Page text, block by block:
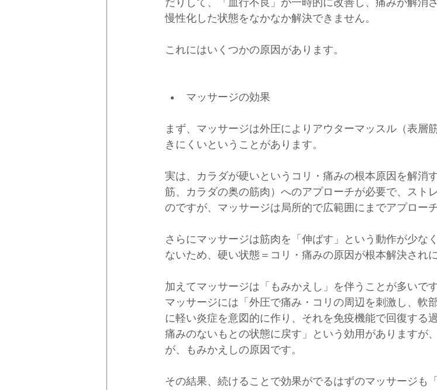
慢性化した状態をなかなか解決できません。
これにはいくつかの原因があります。
マッサージの効果
まず、マッサージは外圧によりアウターマッスル（表層
きにくいということがあります。
実は、カラダが硬いというコリ・痛みの根本原因を解消
筋、カラダの奥の筋肉）へのアプローチが必要で、スト
のですが、マッサージは局所的で広範囲にまでアプロー
さらにマッサージは筋肉を「伸ばす」という動作が少な
ないため、硬い状態＝コリ・痛みの原因が根本解決され
加えてマッサージは「もみかえし」を伴うことが多いです
マッサージには「外圧で痛み・コリの周辺を刺激し、軟
に軽い炎症を意図的に作り、それを免疫機能で回復する
痛みのないもとの状態に戻す」という効用がありますが
が、もみかえしの原因です。
その結果、続けることで効果がでるはずのマッサージも